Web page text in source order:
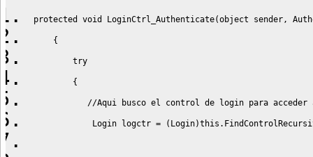
protected void LoginCtrl_Authenticate(object sender,
{
try
{
//Aqui busco el control de login para acceder a
Login logctr = ( Login)this.